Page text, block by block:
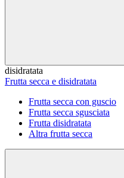
disidratata
Frutta secca e disidratata
Frutta secca con guscio
Frutta secca sgusciata
Frutta disidratata
Altra frutta secca